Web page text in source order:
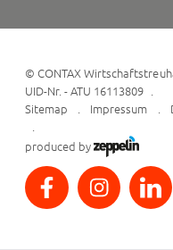
©CONTAX
UID-Nr. - ATU 16113809
Sitemap
Impressum
produced by